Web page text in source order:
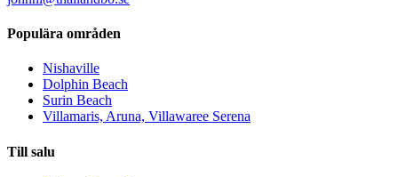
Populära områden
Nishaville
Dolphin Beach
Surin Beach
Villamaris, Aruna, Villawaree Serena
Till salu